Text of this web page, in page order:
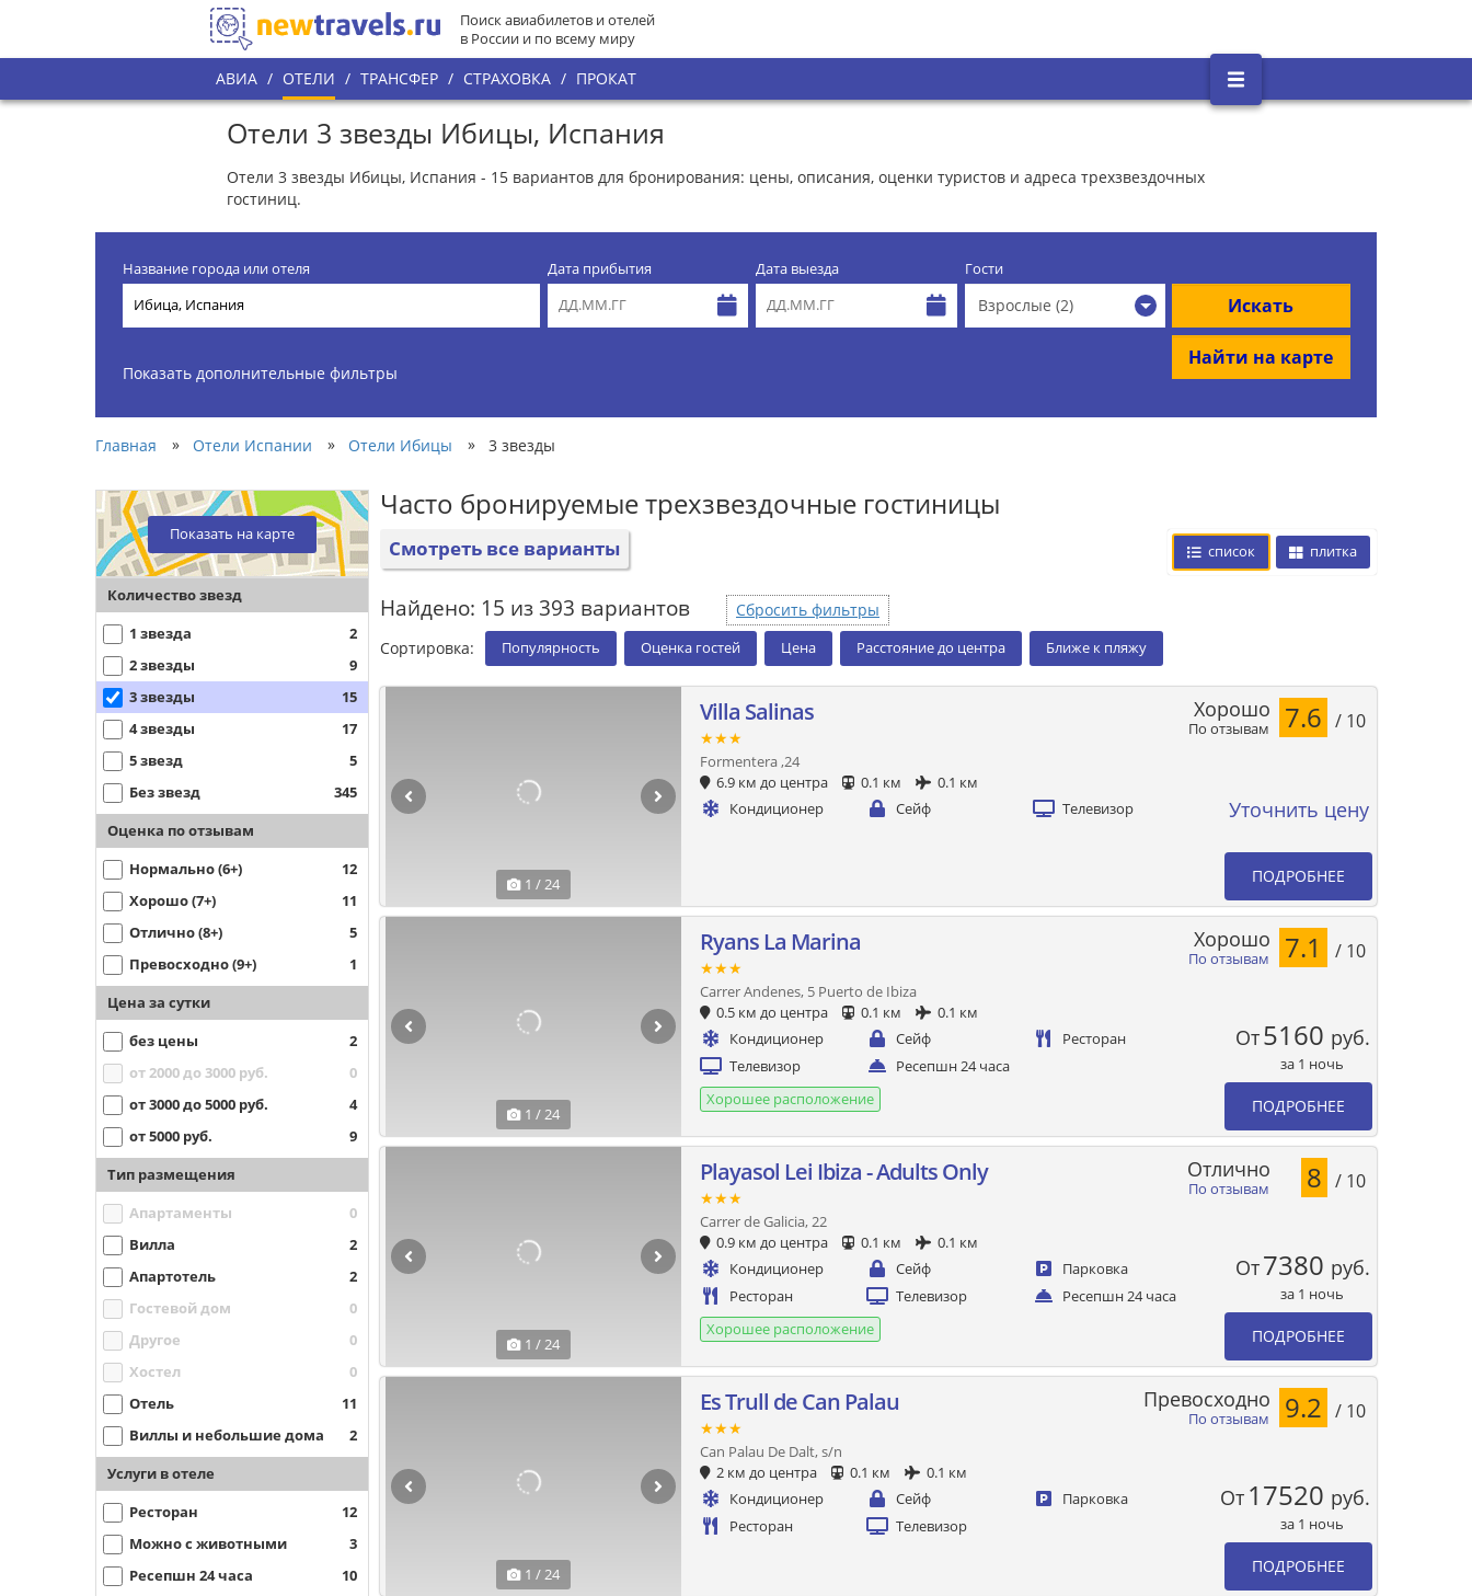
Поиск авиабилетов и отелей
в России и по всему миру
АВИА / ОТЕЛИ / ТРАНСФЕР / СТРАХОВКА / ПРОКАТ
Отели 3 звезды Ибицы, Испания
Отели 3 звезды Ибицы, Испания - 15 вариантов для бронирования: цены, описания, оценки туристов и адреса трехзвездочных
гостиниц.
Название города или отеля Дата прибытия Дата выезда Гости
Взрослые (2) Искать
Найти на карте
Показать дополнительные фильтры
Главная » Отели Испании » Отели Ибицы » 3 звезды
Показать на карте
Количество звезд
1 звезда
2
2 звезды
9
3 звезды
15
4 звезды
17
5 звезд
5
Без звезд
345
Оценка по отзывам
Нормально (6+)
12
Хорошо (7+)
11
Отлично (8+)
5
Превосходно (9+)
1
Цена за сутки
без цены
2
от 2000 до 3000 руб.
0
от 3000 до 5000 руб.
4
от 5000 руб.
9
Тип размещения
Апартаменты
0
Вилла
2
Апартотель
2
Гостевой дом
0
Другое
0
Хостел
0
Отель
11
Виллы и небольшие дома
2
Услуги в отеле
Ресторан
12
Можно с животными
3
Ресепшн 24 часа
10
Часто бронируемые трехзвездочные гостиницы
Смотреть все варианты список плитка
Найдено: 15 из 393 вариантов
Сбросить фильтры
Сортировка:
Популярность Оценка гостей Цена Расстояние до центра Ближе к пляжу
1 / 24
Villa Salinas
★★★
Formentera ,24
6.9 км до центра
0.1 км
0.1 км
Кондиционер
Сейф Телевизор
По отзывам
Хорошо 7.6 / 10
Уточнить цену
ПОДРОБНЕЕ
1 / 24
Ryans La Marina
★★★
Carrer Andenes, 5 Puerto de Ibiza
0.5 км до центра
0.1 км
0.1 км
Кондиционер
Сейф
Ресторан
Телевизор
Ресепшн 24 часа
Хорошее расположение
По отзывам
Хорошо 7.1 / 10
От5160 руб.
за 1 ночь
ПОДРОБНЕЕ
1 / 24
Playasol Lei Ibiza - Adults Only
★★★
Carrer de Galicia, 22
0.9 км до центра
0.1 км
0.1 км
Кондиционер
Сейф
Парковка
Ресторан
Телевизор
Ресепшн 24 часа
Хорошее расположение
По отзывам
Отлично 8 / 10
От7380 руб.
за 1 ночь
ПОДРОБНЕЕ
1 / 24
Es Trull de Can Palau
★★★
Can Palau De Dalt, s/n
2 км до центра
0.1 км
0.1 км
Кондиционер
Сейф
Парковка
Ресторан
Телевизор
По отзывам
Превосходно 9.2 / 10
От 17520 руб.
за 1 ночь
ПОДРОБНЕЕ